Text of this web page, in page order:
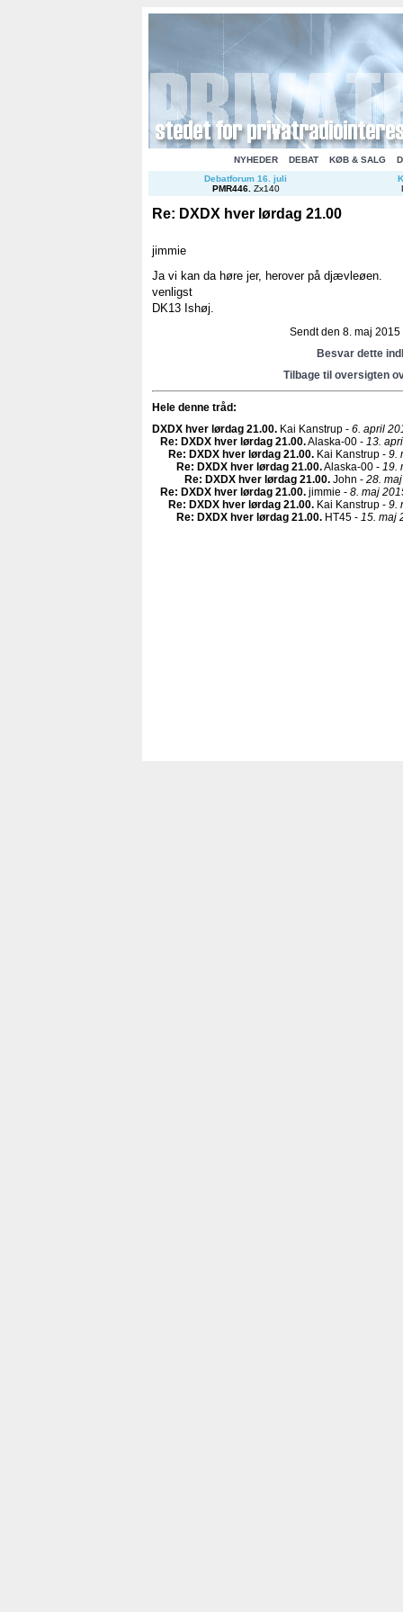
NYHEDER DEBAT KØB & SALG
Debatforum 16. juli
PMR446. Zx140
Re: DXDX hver lørdag 21.00
jimmie
Ja vi kan da høre jer, herover på djævleøen.
venligst
DK13 Ishøj.
Sendt den 8. maj 2015
Besvar dette
Tilbage til oversigten
Hele denne tråd:
DXDX hver lørdag 21.00. Kai Kanstrup - 6. april
Re: DXDX hver lørdag 21.00.Alaska-00 - 13.
Re: DXDX hver lørdag 21.00. Kai Kanstrup - 9.
Re: DXDX hver lørdag 21.00.Alaska-00 - 19.
Re: DXDX hver lørdag 21.00. John - 28.
Re: DXDX hver lørdag 21.00. jimmie - 8. maj
Re: DXDX hver lørdag 21.00. Kai Kanstrup - 9.
Re: DXDX hver lørdag 21.00. HT45 - 15. maj